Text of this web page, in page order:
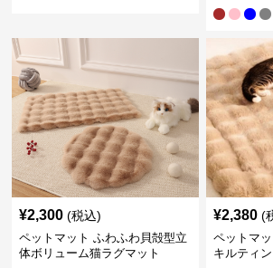
¥2,300 (税込)
ペットマット ふわふわ貝殻型立
体ボリューム猫ラグマット
¥2,380 (
ペットマ
キルティ